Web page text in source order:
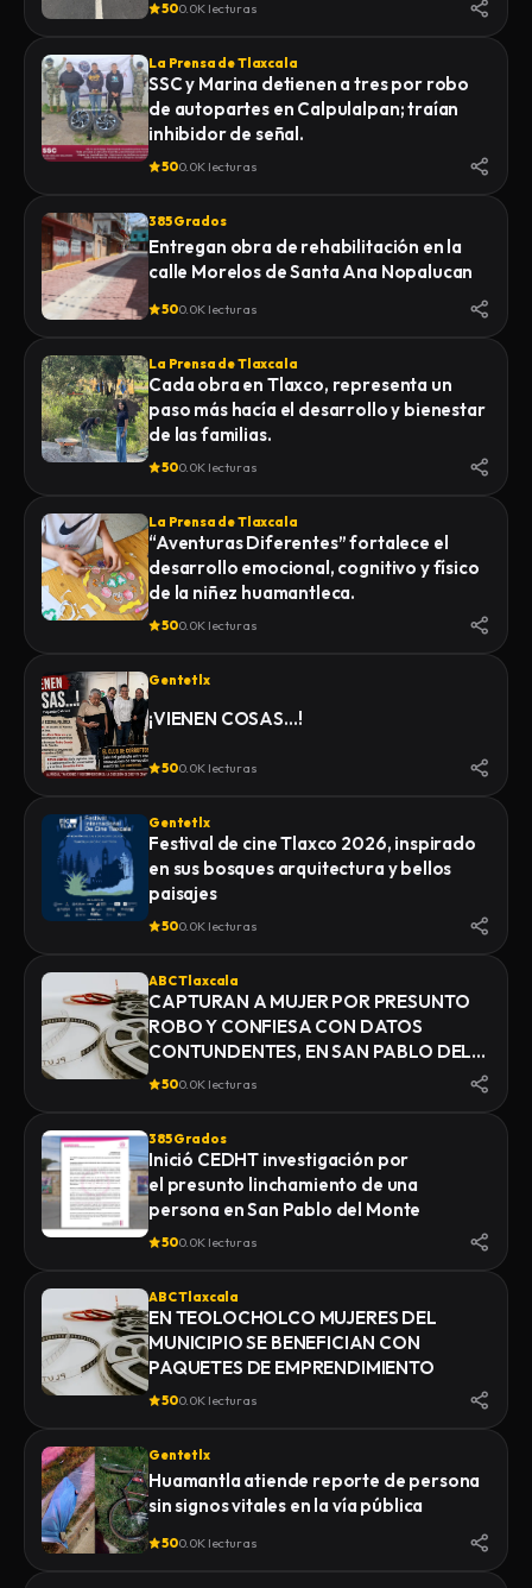
500.0K lecturas
La Prensa de Tlaxcala
SSC y Marina detienen a tres por robo
de autopartes en Calpulalpan; traían
inhibidor de señal.
500.0K lecturas
385 Grados
Entregan obra de rehabilitación en la
calle Morelos de Santa Ana Nopalucan
500.0K lecturas
La Prensa de Tlaxcala
Cada obra en Tlaxco, representa un
paso más hacía el desarrollo y bienestar
de las familias.
500.0K lecturas
La Prensa de Tlaxcala
“Aventuras Diferentes” fortalece el
desarrollo emocional, cognitivo y físico
de la niñez huamantleca.
500.0K lecturas
Gentetlx
¡VIENEN COSAS…!
500.0K lecturas
Gentetlx
Festival de cine Tlaxco 2026, inspirado
en sus bosques arquitectura y bellos
paisajes
500.0K lecturas
ABC Tlaxcala
CAPTURAN A MUJER POR PRESUNTO
ROBO Y CONFIESA CON DATOS
CONTUNDENTES, EN SAN PABLO DEL
MONTE
500.0K lecturas
385 Grados
Inició CEDHT investigación por
el presunto linchamiento de una
500.0K lecturas
ABC Tlaxcala
EN TEOLOCHOLCO MUJERES DEL
MUNICIPIO SE BENEFICIAN CON
PAQUETES DE EMPRENDIMIENTO
500.0K lecturas
Gentetlx
Huamantla atiende reporte de persona
sin signos vitales en la vía pública
500.0K lecturas